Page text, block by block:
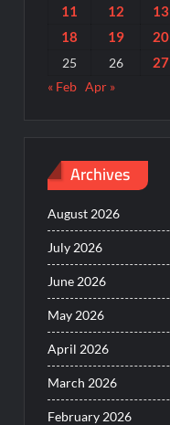
11
12 13
18 19 20
25
26 27
« Feb Apr »
Archives
August 2026
July 2026
June 2026
May 2026
April 2026
March 2026
February 2026